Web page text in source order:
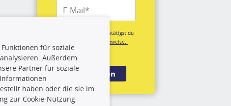
Mit der Anmeldung bestätigst du
Datenschutzhinweise.
(*Pflichtfeld)
Anmelden
für soziale
Außerdem
Partner für soziale
haben oder die sie im
zur Cookie-Nutzung